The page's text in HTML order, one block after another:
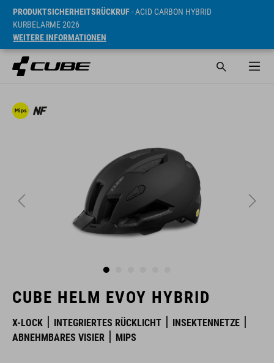
PRODUKTSICHERHEITSRÜCKRUF- ACID CARBON HYBRID
KURBELARME 2026
WEITERE INFORMATIONEN
CUBE HELM EVOY HYBRID
X-LOCK INTEGRIERTES RÜCKLICHT
INSEKTENNETZE
ABNEHMBARES VISIER
MIPS